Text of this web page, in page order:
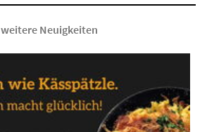
weitere Neuigkeiten